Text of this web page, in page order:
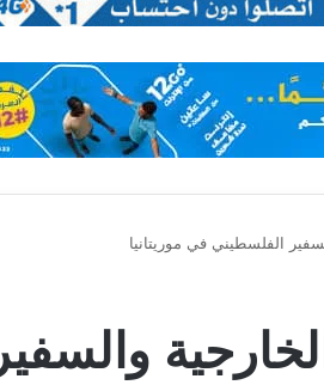
الفلسطيني في موريتانيا
والسفير